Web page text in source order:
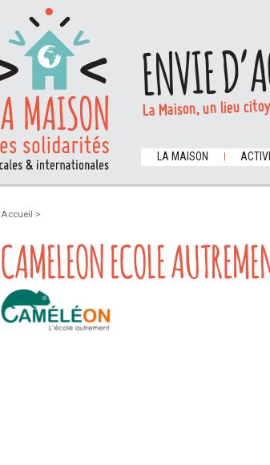
ENVIE
La Maison, un lieu
LA MAISON
Accueil >
CAMELEON ECOLE